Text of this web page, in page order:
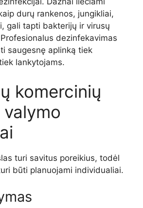
durų rankenos, jungikliai,
gali tapti bakterijų ir virusų
dezinfekavimas
saugesnę aplinką tiek
lankytojams.
komercinių
turi savitus poreikius, todėl
būti planuojami individualiai.